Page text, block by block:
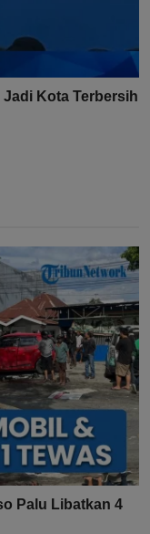
Kota Terbersih
Palu Libatkan 4